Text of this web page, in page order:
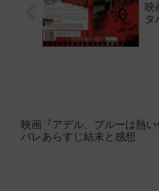
映
タ
映画『アデル、ブルーは熱い
バレあらすじ結末と感想